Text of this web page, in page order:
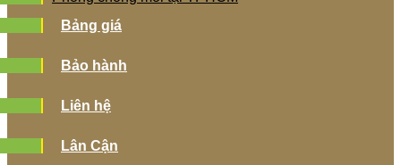
Bảng giá
Bảo hành
Liên hệ
Lân Cận